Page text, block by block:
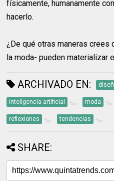
físicamente, humanamente
hacerlo.
¿De qué otras maneras
la moda- pueden materializar
ARCHIVADO EN:
inteligencia artificial moda
reflexiones tendencias
SHARE: